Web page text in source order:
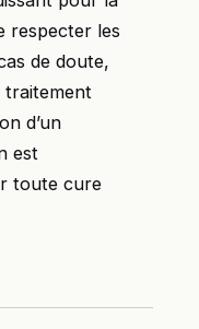
respecter les
de doute,
traitement
d’un
est
toute cure